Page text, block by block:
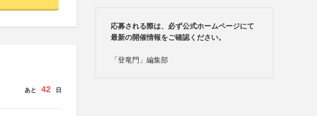
あと 42 日
応募される際は、必ず公式ホームページにて
最新の開催情報をご確認ください。
「登竜門」編集部